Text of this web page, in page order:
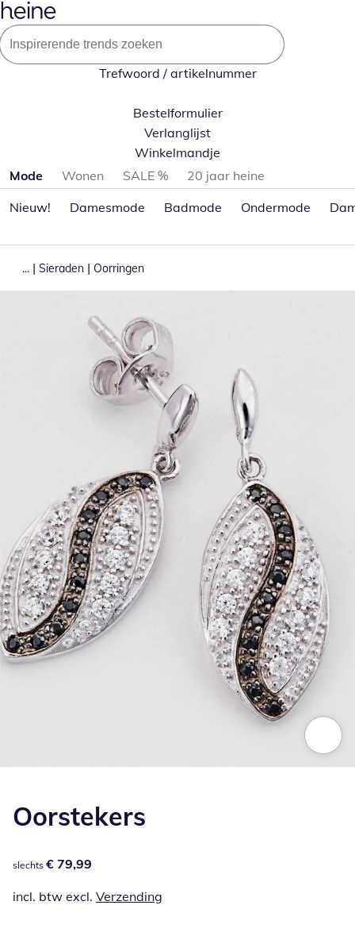
Trefwoord / artikelnummer
Bestelformulier
Verlanglijst
Winkelmandje
Productcategorieën overslaan
Mode Wonen SALE %
20 jaar heine
Nieuw!
Damesmode Badmode Ondermode
... | Sieraden | Oorringen
Oorstekers
€ 79,99
slechts € 79,99
incl. btw excl. Verzending